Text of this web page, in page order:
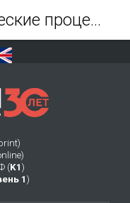
(K1 )
1 )
Гидрометаллургические процессы при подземной добыче металлов - Журнал Горная промышленность